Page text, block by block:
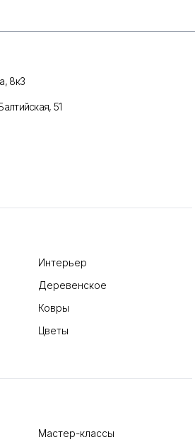
8к3
51
Интерьер
Деревенское
Ковры
Цветы
Мастер-классы